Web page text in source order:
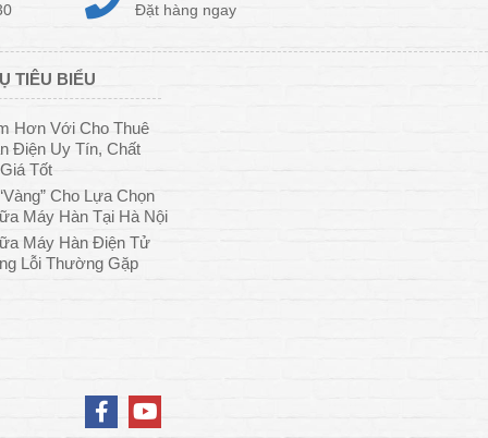
Đặt hàng ngay
TIÊU BIỂU
Hơn Với Cho Thuê
Điện Uy Tín, Chất
Tốt
Cho Lựa Chọn
Máy Hàn Tại Hà Nội
Máy Hàn Điện Tử
Lỗi Thường Gặp